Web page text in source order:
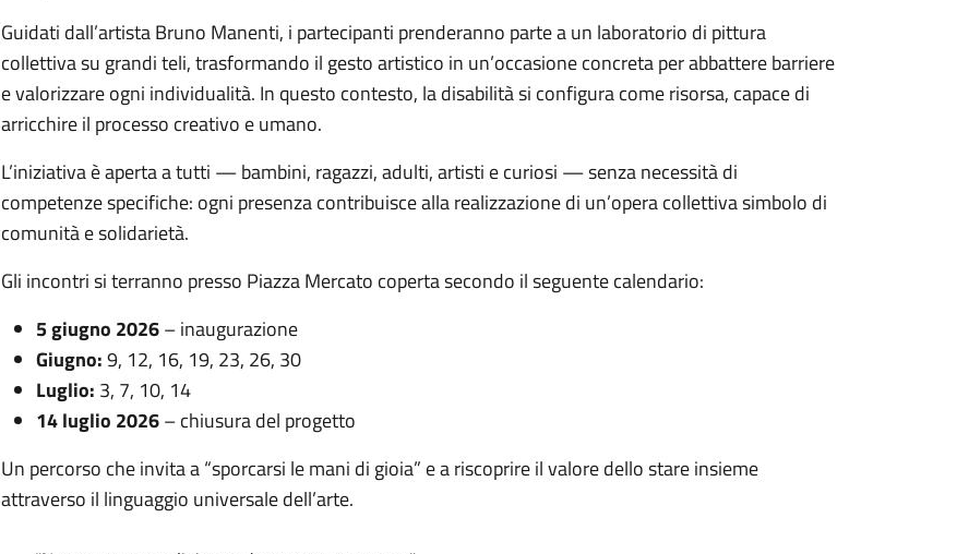
Guidati dall’artistaBruno Manenti, i partecipanti prenderanno parte a un laboratorio di pittura
collettiva su grandi teli, trasformando il gesto artistico in un’occasione concreta per abbattere barriere
e valorizzare ogni individualità. In questo contesto, la disabilità si configura come risorsa, capace di
arricchire il processo creativo e umano.
L’iniziativa è aperta a tutti — bambini, ragazzi, adulti, artisti e curiosi — senza necessità di
competenze specifiche: ogni presenza contribuisce alla realizzazione di un’opera collettiva simbolo di
comunità e solidarietà.
Gli incontri si terranno presso Piazza Mercato copertasecondo il seguente calendario:
5 giugno 2026– inaugurazione
Giugno:9, 12, 16, 19, 23, 26, 30
Luglio: 3, 7, 10, 14
14 luglio 2026– chiusura del progetto
Un percorso che invita a “sporcarsi le mani di gioia” e a riscoprire il valore dello stare insieme
attraverso il linguaggio universale dell’arte.